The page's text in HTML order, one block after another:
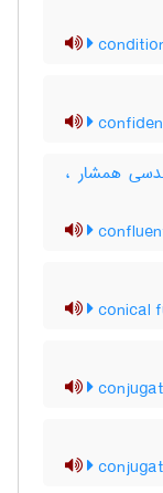
همشار ،
conical